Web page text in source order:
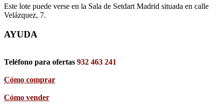
Este lote puede verse en la Sala de Setdart Madrid situada en calle
Velázquez, 7.
AYUDA
Teléfono para ofertas 932 463 241
Cómo comprar
Cómo vender